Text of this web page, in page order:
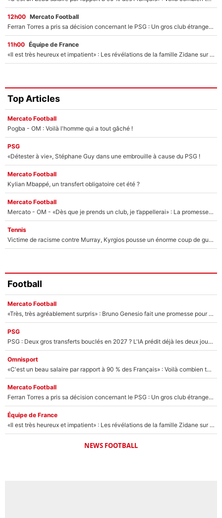
12h00 Mercato Football
Ferran Torres a pris sa décision concernant le PSG : Un gros club étranger prêt à relancer le feuilleton pour la signature du champion du monde 2026 !
11h00 Équipe de France
«Il est très heureux et impatient» : Les révélations de la famille Zidane sur sa prise de pouvoir en équipe de France !
Top Articles
Mercato Football
Pogba - OM : Voilà l'homme qui a tout gâché !
PSG
«Détester à vie», Stéphane Guy dans une embrouille à cause du PSG !
Mercato Football
Kylian Mbappé, un transfert obligatoire cet été ?
Mercato Football
Mercato - OM - «Dès que je prends un club, je t’appellerai» : La promesse de Marcelino au moment de claquer la porte
Tennis
Victime de racisme contre Murray, Kyrgios pousse un énorme coup de gueule !
Football
Mercato Football
«Très, très agréablement surpris» : Bruno Genesio fait une promesse pour la suite du mercato de l’OM et rassure les supporters
PSG
PSG : Deux gros transferts bouclés en 2027 ? L'IA prédit déjà les deux joueurs qui pourraient rejoindre Luis Enrique !
Omnisport
«C'est un beau salaire par rapport à 90 % des Français» : Voilà combien touchait Nelson Monfort sur France Télévisions avant de rejoindre CNews
Mercato Football
Ferran Torres a pris sa décision concernant le PSG : Un gros club étranger prêt à relancer le feuilleton pour la signature du champion du monde 2026 !
Équipe de France
«Il est très heureux et impatient» : Les révélations de la famille Zidane sur sa prise de pouvoir en équipe de France !
NEWS FOOTBALL